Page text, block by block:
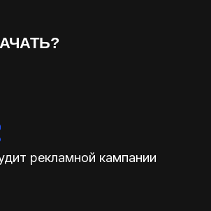
рекламной кампании